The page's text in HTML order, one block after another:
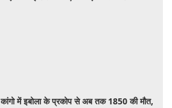
कांगो में इबोला के प्रकोप से अब तक 1850 की मौत,